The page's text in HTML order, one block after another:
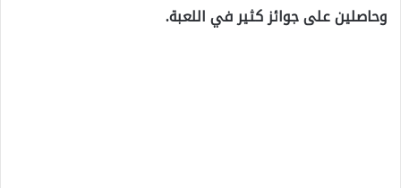
وحاصلين على جوائز كثير في اللعبة.